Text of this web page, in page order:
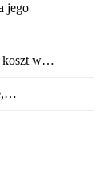
jego
koszt w…